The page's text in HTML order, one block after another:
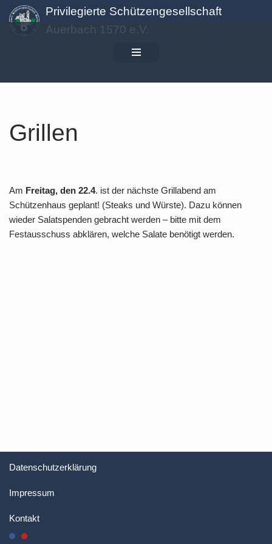
Zum
Privilegierte Schützengesellschaft
Auerbach 1570 e.V.
Grillen
Am Freitag, den 22.4. ist der nächste Grillabend am
Schützenhaus geplant! (Steaks und Würste). Dazu können
wieder Salatspenden gebracht werden – bitte mit dem
Festausschuss abklären, welche Salate benötigt werden.
Datenschutzerklärung
Impressum
Kontakt